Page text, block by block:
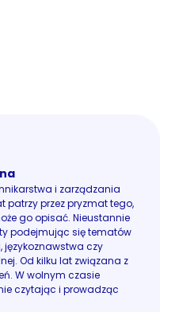
i zarządzania
patrzy przez pryzmat tego,
go opisać. Nieustannie
podejmując się tematów
językoznawstwa czy
Od kilku lat związana z
W wolnym czasie
czytając i prowadząc